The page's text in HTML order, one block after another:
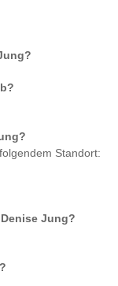
?
?
Standort:
Denise Jung?